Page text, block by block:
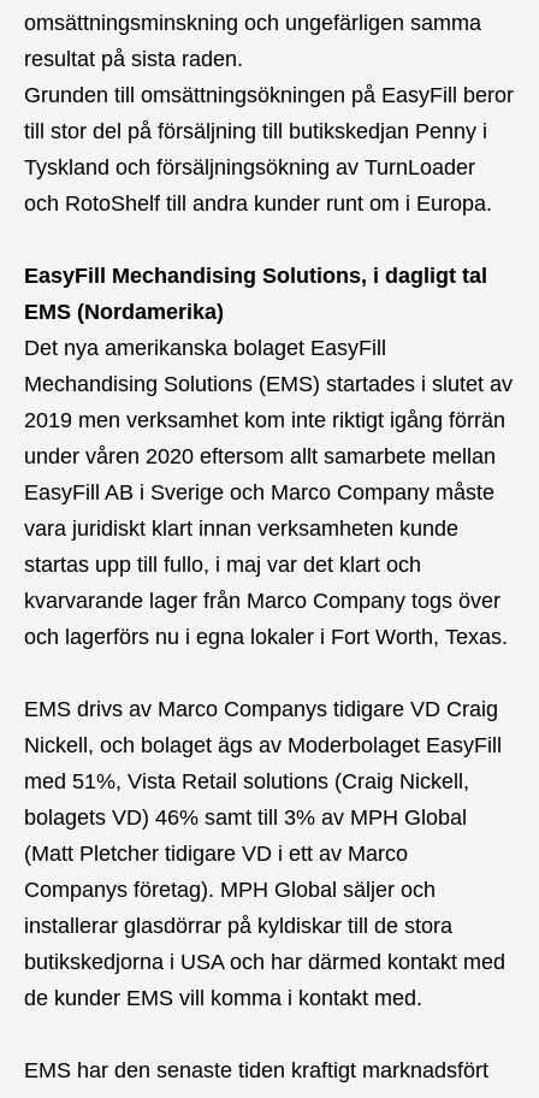
omsättningsminskning och ungefärligen samma
resultat på sista raden.
Grunden till omsättningsökningen på EasyFill beror
till stor del på försäljning till butikskedjan Penny i
Tyskland och försäljningsökning av TurnLoader
och RotoShelf till andra kunder runt om i Europa.
EasyFill Mechandising Solutions, i dagligt tal
EMS (Nordamerika)
Det nya amerikanska bolaget EasyFill
Mechandising Solutions (EMS) startades i slutet av
2019 men verksamhet kom inte riktigt igång förrän
under våren 2020 eftersom allt samarbete mellan
EasyFill AB i Sverige och Marco Company måste
vara juridiskt klart innan verksamheten kunde
startas upp till fullo, i maj var det klart och
kvarvarande lager från Marco Company togs över
och lagerförs nu i egna lokaler i Fort Worth, Texas.
EMS drivs av Marco Companys tidigare VD Craig
Nickell, och bolaget ägs av Moderbolaget EasyFill
med 51%, Vista Retail solutions (Craig Nickell,
bolagets VD) 46% samt till 3% av MPH Global
(Matt Pletcher tidigare VD i ett av Marco
Companys företag). MPH Global säljer och
installerar glasdörrar på kyldiskar till de stora
butikskedjorna i USA och har därmed kontakt med
de kunder EMS vill komma i kontakt med.
EMS har den senaste tiden kraftigt marknadsfört